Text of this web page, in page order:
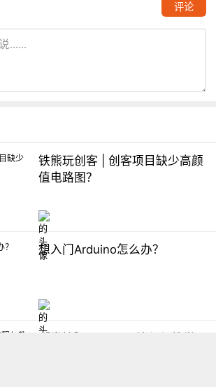
评论
铁熊玩创客 | 创客项目缺少高颜
值电路图？
想入门Arduino怎么办？